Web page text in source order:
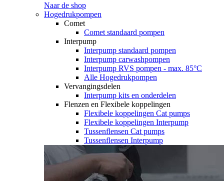
Naar de shop
Hogedrukpompen
Comet
Comet standaard pompen
Interpump
Interpump standaard pompen
Interpump carwashpompen
Interpump RVS pompen - max. 85°C
Alle Hogedrukpompen
Vervangingsdelen
Interpump kits en onderdelen
Flenzen en Flexibele koppelingen
Flexibele koppelingen Cat pumps
Flexibele koppelingen Interpump
Tussenflensen Cat pumps
Tussenflensen Interpump